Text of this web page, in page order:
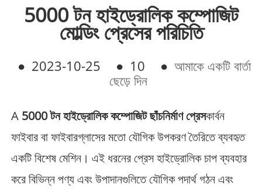
5000 টন হাইড্রোলিক কম্পোজিট
মোল্ডিং প্রেসের পরিচিতি
● 2023-10-25 ● 10 ● আমাকে একটি বার্তা
ছেড়ে দিন
A 5000 টন হাইড্রোলিক কম্পোজিট ছাঁচনির্মাণ প্রেসকার্বন
ফাইবার বা ফাইবারগ্লাসের মতো যৌগিক উপকরণ তৈরিতে ব্যবহৃত
একটি বিশেষ মেশিন। এই ধরনের প্রেস হাইড্রোলিক চাপ ব্যবহার
করে বিভিন্ন পণ্য এবং উপাদানগুলিতে যৌগিক পদার্থ গঠন এবং